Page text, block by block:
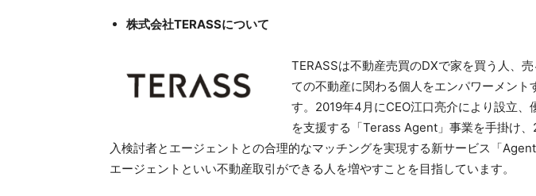
株式会社TERASSについて
TERASSは不動産売買のDXで家を買う⼈、
ての不動産に関わる個⼈をエンパワーメント
す。2019年4⽉にCEO江⼝亮介により設⽴、
を⽀援する「Terass Agent」事業を⼿掛け
⼊検討者とエージェントとの合理的なマッチングを実現する新サービス「
エージェントといい不動産取引ができる人を増やすことを⽬指しています。